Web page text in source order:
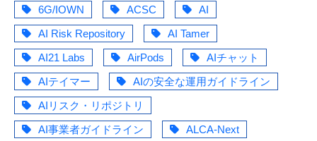
6G/IOWN
ACSC
AI
AI Risk Repository
AI Tamer
AI21 Labs
AirPods
AIチャット
AIテイマー
AIの安全な運用ガイドライン
AIリスク・リポジトリ
AI事業者ガイドライン
ALCA-Next